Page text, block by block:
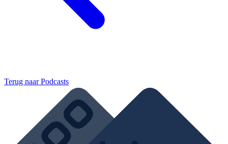
Terug naarPodcasts